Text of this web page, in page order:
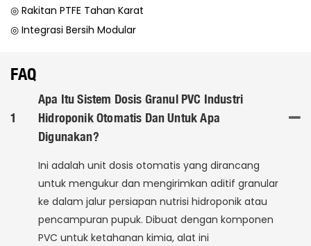
◎ Rakitan PTFE Tahan Karat
◎ Integrasi Bersih Modular
FAQ
1
Apa Itu Sistem Dosis Granul PVC Industri
Hidroponik Otomatis Dan Untuk Apa
Digunakan?
Ini adalah unit dosis otomatis yang dirancang
untuk mengukur dan mengirimkan aditif granular
ke dalam jalur persiapan nutrisi hidroponik atau
pencampuran pupuk. Dibuat dengan komponen
PVC untuk ketahanan kimia, alat ini